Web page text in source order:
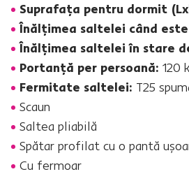
Suprafaţa pentru dormit
Înălţimea saltelei când
Înălţimea saltelei în stare
Portanţă per persoană: 120
Fermitate saltelei: T25
Scaun
Saltea pliabilă
Spătar profilat cu o pantă
Cu fermoar